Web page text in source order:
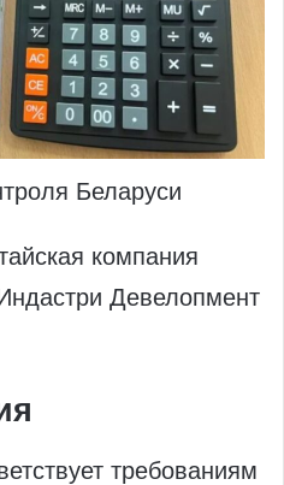
Беларуси
компания
Девелопмент
требованиям